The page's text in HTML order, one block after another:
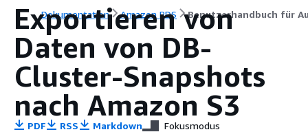
Dokumentation Amazon RDS Benutzerhandbuch für
Exportieren von
Daten von DB-
Cluster-Snapshots
nach Amazon S3
PDF RSS Markdown Fokusmodus